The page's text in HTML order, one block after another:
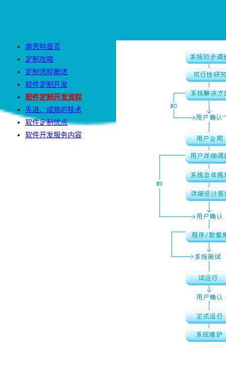
南思特首页
定制攻略
定制流程概述
软件定制开发
软件定制开发流程
先进、成熟的技术
软件定制优点
软件开发服务内容